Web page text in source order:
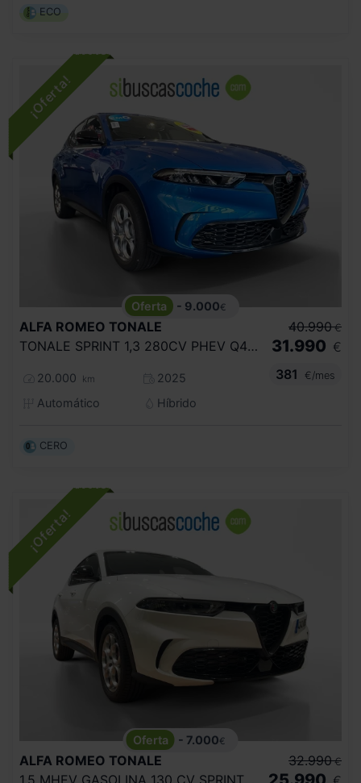
ECO
- 9.000€
ALFA ROMEO TONALE
TONALE SPRINT 1,3 280CV PHEV Q4 E AWD
20.000 km
2025
Automático
Híbrido
40.990 €
31.990 €
381
€/mes
CERO
- 7.000€
ALFA ROMEO TONALE
1.5 MHEV GASOLINA 130 CV SPRINT FWD
32.990 €